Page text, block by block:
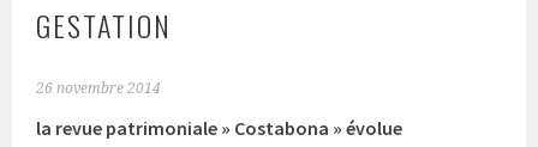
GESTATION
26 novembre 2014
la revue patrimoniale » Costabona » évolue